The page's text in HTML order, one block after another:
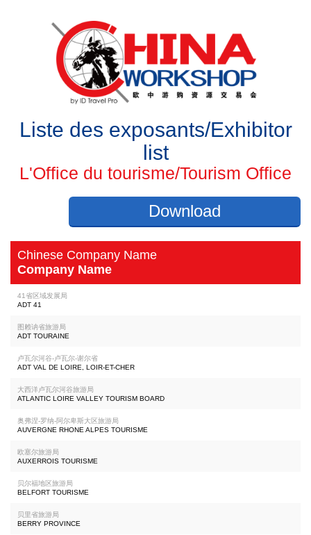
Liste des exposants/Exhibitor
list
L'Office du tourisme/Tourism Office
Download
Chinese Company Name
Company Name
41省区域发展局
ADT 41
图赖讷省旅游局
ADT TOURAINE
卢瓦尔河谷-卢瓦尔-谢尔省
ADT VAL DE LOIRE, LOIR-ET-CHER
大西洋卢瓦尔河谷旅游局
ATLANTIC LOIRE VALLEY TOURISM BOARD
奥弗涅-罗纳-阿尔卑斯大区旅游局
AUVERGNE RHONE ALPES TOURISME
欧塞尔旅游局
AUXERROIS TOURISME
贝尔福地区旅游局
BELFORT TOURISME
贝里省旅游局
BERRY PROVINCE